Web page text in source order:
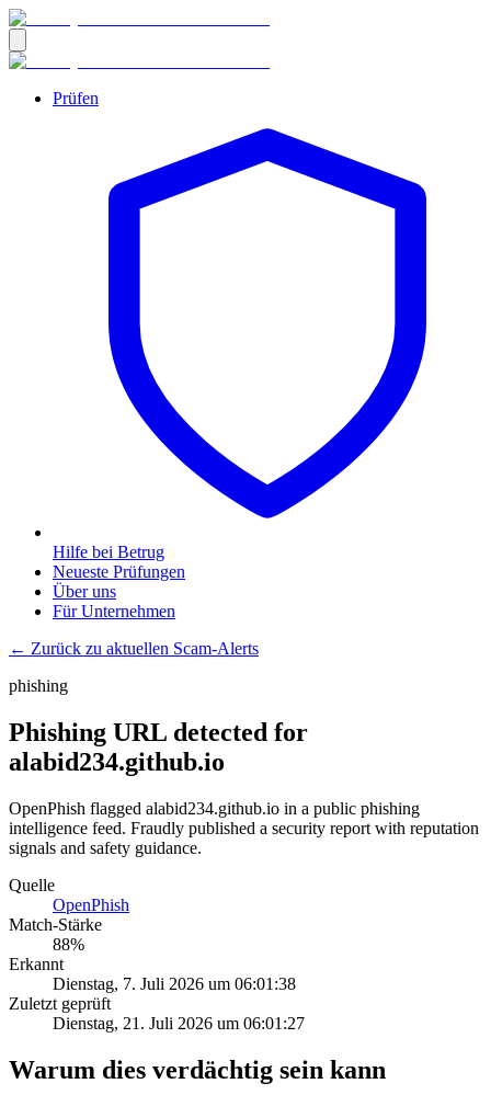
Prüfen
Hilfe bei Betrug
Neueste Prüfungen
Über uns
Für Unternehmen
← Zurück zu aktuellen Scam-Alerts
phishing
Phishing URL detected for
alabid234.github.io
OpenPhish flagged alabid234.github.io in a public phishing
intelligence feed. Fraudly published a security report with reputation
signals and safety guidance.
Quelle
OpenPhish
Match-Stärke
88%
Erkannt
Dienstag, 7. Juli 2026 um 06:01:38
Zuletzt geprüft
Dienstag, 21. Juli 2026 um 06:01:27
Warum dies verdächtig sein kann